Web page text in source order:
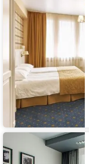
Апартаменты
Бриз
Исторический